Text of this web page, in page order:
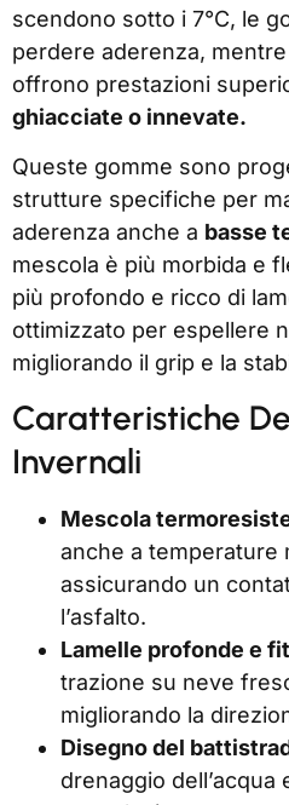
scendono sotto i 7°C, le
perdere aderenza,
offrono prestazioni
ghiacciate o innevate.
Queste gomme sono
strutture specifiche per
aderenza anche a basse
mescola è più morbida e
più profondo e ricco di
ottimizzato per espellere
migliorando il grip e la
Caratteristiche
Invernali
Mescola
anche a temperature
assicurando un
l’asfalto.
Lamelle profonde e
trazione su neve
migliorando la
Disegno del
drenaggio